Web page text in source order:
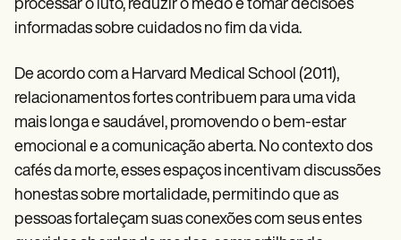
processar o luto, reduzir o medo e tomar decisões
informadas sobre cuidados no fim da vida.
De acordo com a Harvard Medical School (2011),
relacionamentos fortes contribuem para uma vida
mais longa e saudável, promovendo o bem-estar
emocional e a comunicação aberta. No contexto dos
cafés da morte, esses espaços incentivam discussões
honestas sobre mortalidade, permitindo que as
pessoas fortaleçam suas conexões com seus entes